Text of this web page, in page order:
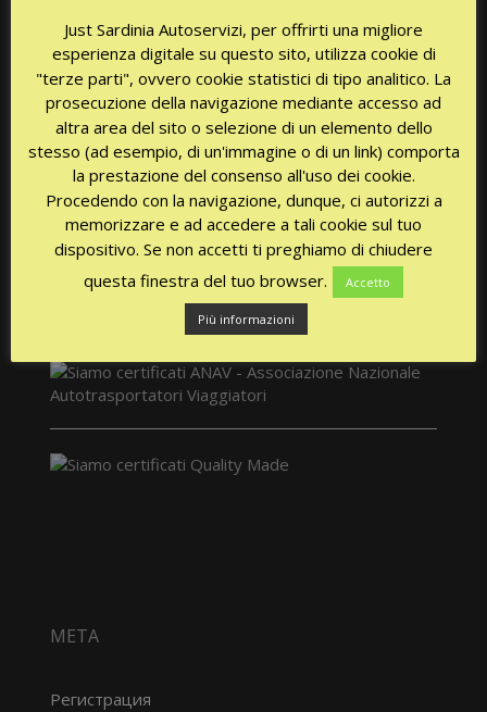
СЕРТИФИКАТЫ
МЕТА
Регистрация
Just Sardinia Autoservizi, per offrirti una migliore
esperienza digitale su questo sito, utilizza cookie di
"terze parti", ovvero cookie statistici di tipo analitico. La
prosecuzione della navigazione mediante accesso ad
altra area del sito o selezione di un elemento dello
stesso (ad esempio, di un'immagine o di un link) comporta
la prestazione del consenso all'uso dei cookie.
Procedendo con la navigazione, dunque, ci autorizzi a
memorizzare e ad accedere a tali cookie sul tuo
dispositivo. Se non accetti ti preghiamo di chiudere
questa finestra del tuo browser.
Accetto
Più informazioni